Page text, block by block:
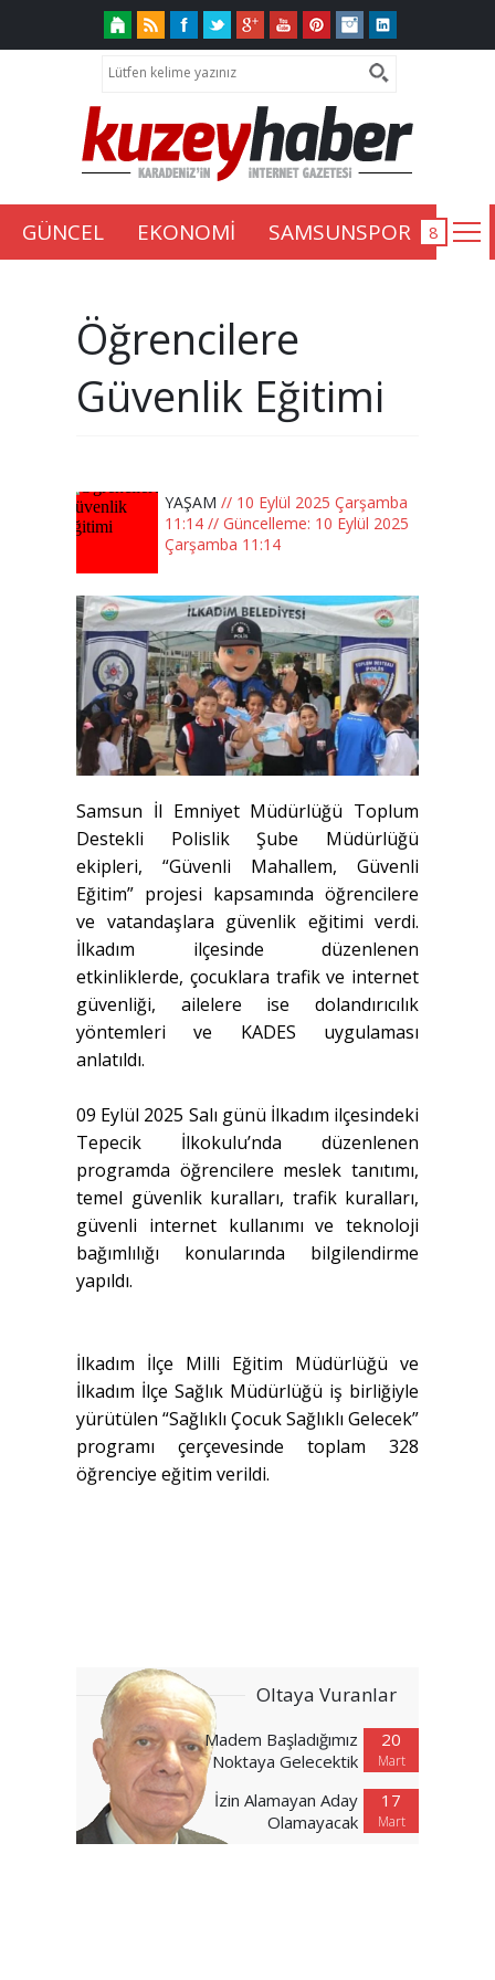
GÜNCEL EKONOMİ SAMSUNSPOR
Öğrencilere
Güvenlik Eğitimi
YAŞAM // 10 Eylül 2025 Çarşamba
11:14 // Güncelleme: 10 Eylül 2025
Çarşamba 11:14
Samsun İl Emniyet Müdürlüğü Toplum
Destekli Polislik Şube Müdürlüğü
ekipleri, “Güvenli Mahallem, Güvenli
Eğitim” projesi kapsamında öğrencilere
ve vatandaşlara güvenlik eğitimi verdi.
İlkadım ilçesinde düzenlenen
etkinliklerde, çocuklara trafik ve internet
güvenliği, ailelere ise dolandırıcılık
yöntemleri ve KADES uygulaması
anlatıldı.
09 Eylül 2025 Salı günü İlkadım ilçesindeki
Tepecik İlkokulu’nda düzenlenen
programda öğrencilere meslek tanıtımı,
temel güvenlik kuralları, trafik kuralları,
güvenli internet kullanımı ve teknoloji
bağımlılığı konularında bilgilendirme
yapıldı.
İlkadım İlçe Milli Eğitim Müdürlüğü ve
İlkadım İlçe Sağlık Müdürlüğü iş birliğiyle
yürütülen “Sağlıklı Çocuk Sağlıklı Gelecek”
programı çerçevesinde toplam 328
öğrenciye eğitim verildi.
Oltaya Vuranlar
20
Mart
Madem Başladığımız
Noktaya Gelecektik
17
Mart
İzin Alamayan Aday
Olamayacak